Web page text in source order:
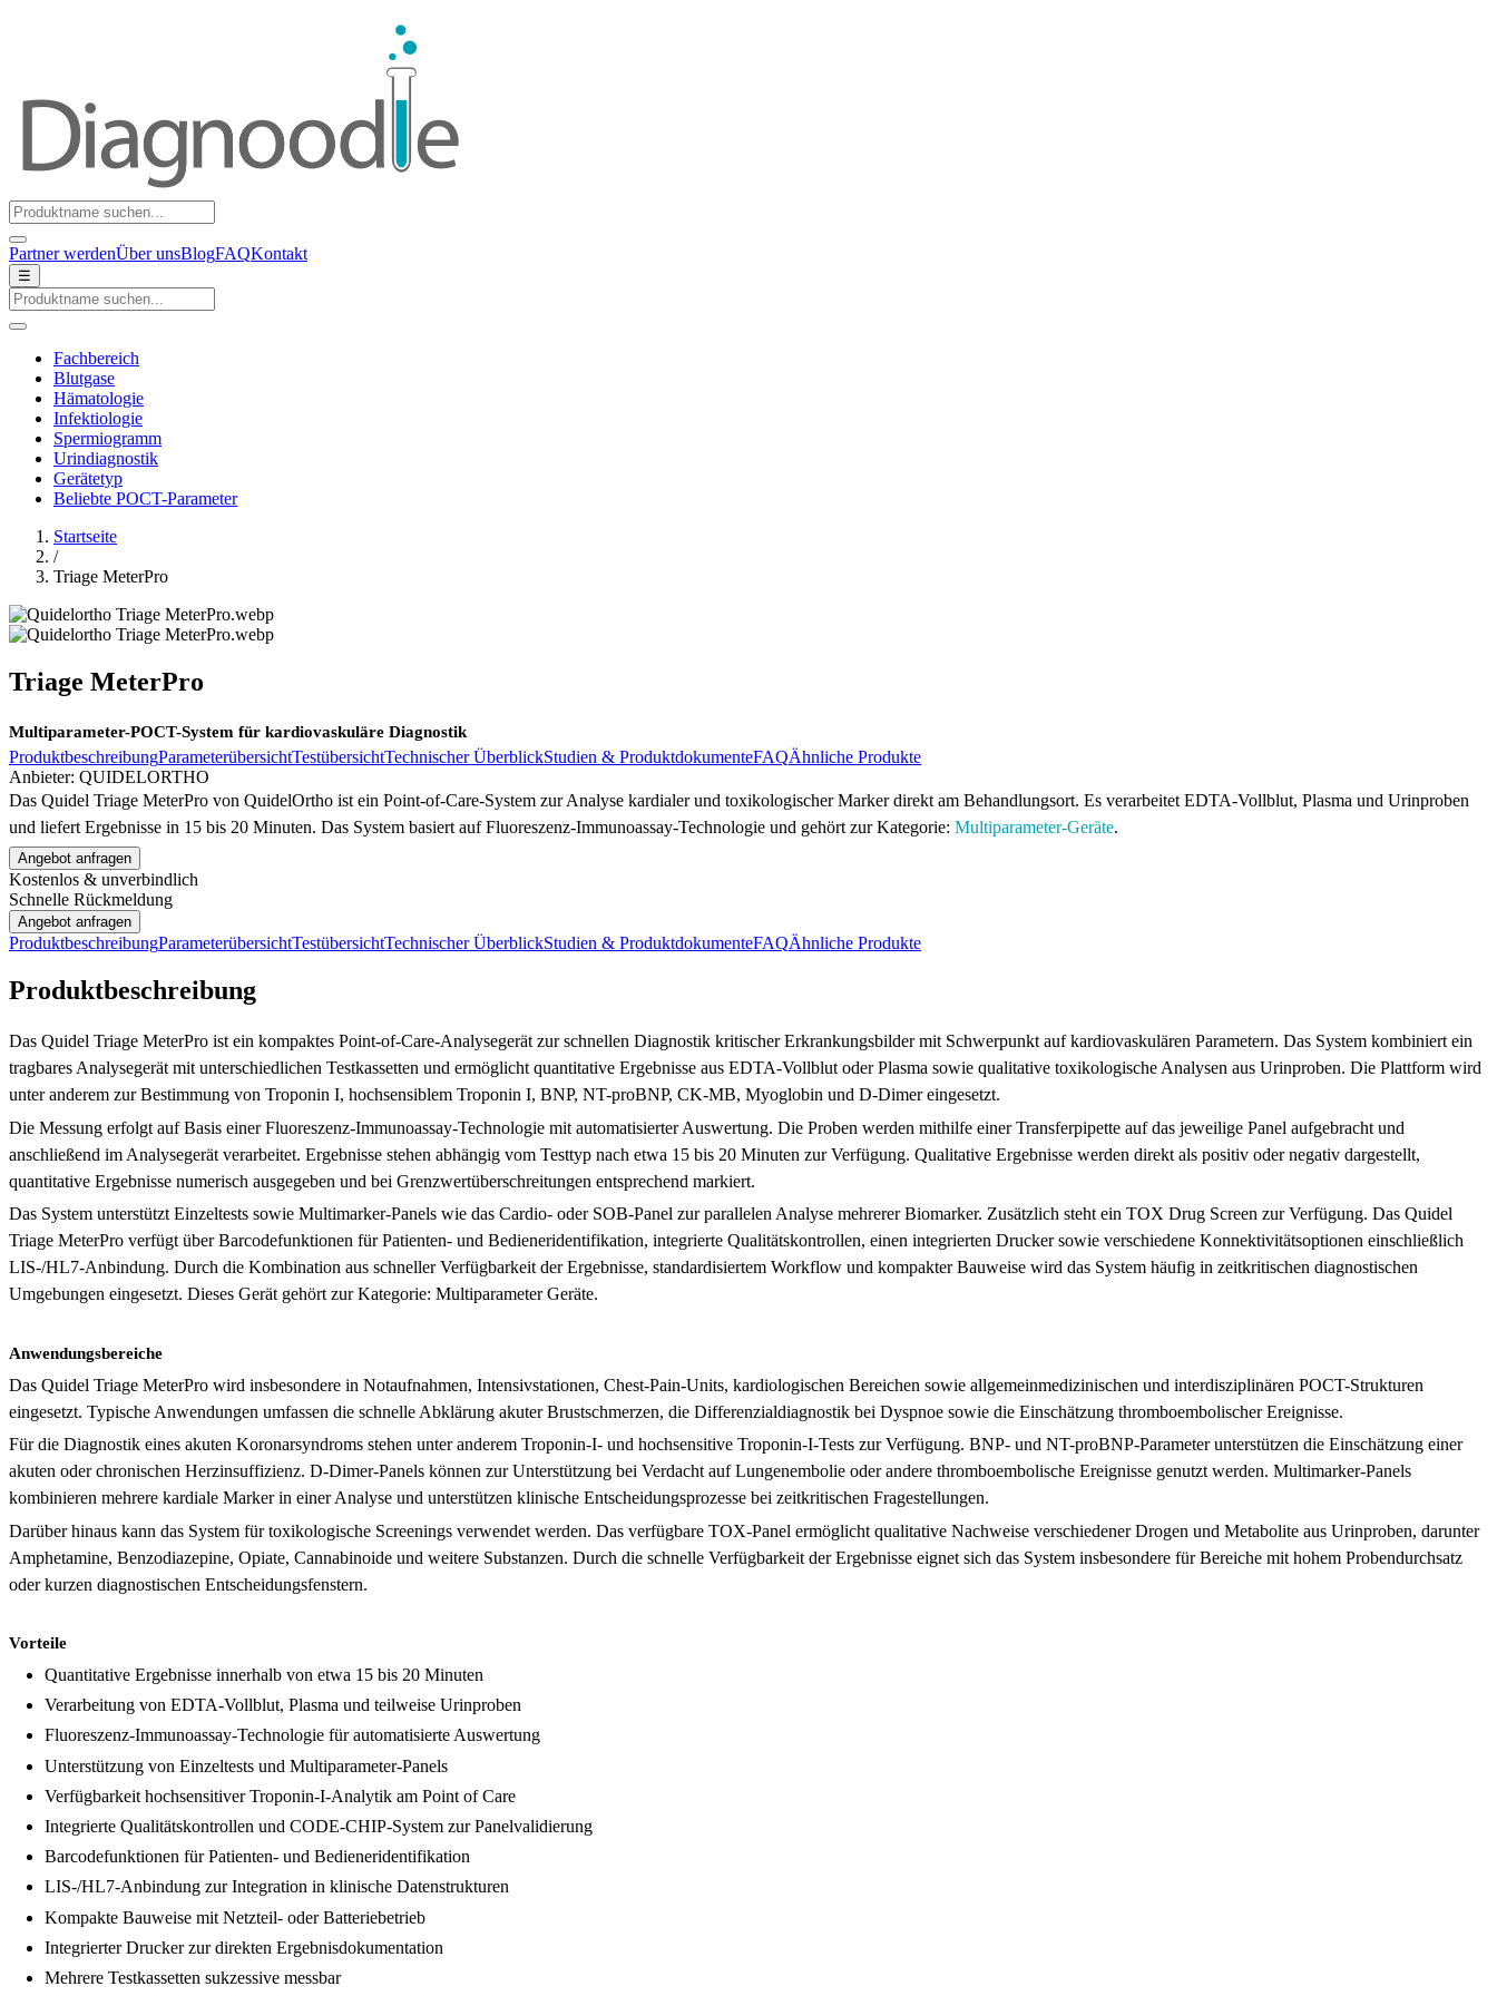
Partner werdenÜber unsBlogFAQKontakt
☰
Fachbereich
Blutgase
Hämatologie
Infektiologie
Spermiogramm
Urindiagnostik
Gerätetyp
Beliebte POCT-Parameter
Startseite
/
Triage MeterPro
Triage MeterPro
Multiparameter-POCT-System für kardiovaskuläre Diagnostik
ProduktbeschreibungParameterübersichtTestübersichtTechnischer ÜberblickStudien & ProduktdokumenteFAQÄhnliche Produkte
Anbieter: QUIDELORTHO
Das Quidel Triage MeterPro von QuidelOrtho ist ein Point-of-Care-System zur Analyse kardialer und toxikologischer Marker direkt am Behandlungsort. Es verarbeitet EDTA-Vollblut, Plasma und Urinproben
und liefert Ergebnisse in 15 bis 20 Minuten. Das System basiert auf Fluoreszenz-Immunoassay-Technologie und gehört zur Kategorie: Multiparameter-Geräte.
Angebot anfragen
Kostenlos & unverbindlich
Schnelle Rückmeldung
Angebot anfragen
ProduktbeschreibungParameterübersichtTestübersichtTechnischer ÜberblickStudien & ProduktdokumenteFAQÄhnliche Produkte
Produktbeschreibung
Das Quidel Triage MeterPro ist ein kompaktes Point-of-Care-Analysegerät zur schnellen Diagnostik kritischer Erkrankungsbilder mit Schwerpunkt auf kardiovaskulären Parametern. Das System kombiniert ein
tragbares Analysegerät mit unterschiedlichen Testkassetten und ermöglicht quantitative Ergebnisse aus EDTA-Vollblut oder Plasma sowie qualitative toxikologische Analysen aus Urinproben. Die Plattform wird
unter anderem zur Bestimmung von Troponin I, hochsensiblem Troponin I, BNP, NT-proBNP, CK-MB, Myoglobin und D-Dimer eingesetzt.
Die Messung erfolgt auf Basis einer Fluoreszenz-Immunoassay-Technologie mit automatisierter Auswertung. Die Proben werden mithilfe einer Transferpipette auf das jeweilige Panel aufgebracht und
anschließend im Analysegerät verarbeitet. Ergebnisse stehen abhängig vom Testtyp nach etwa 15 bis 20 Minuten zur Verfügung. Qualitative Ergebnisse werden direkt als positiv oder negativ dargestellt,
quantitative Ergebnisse numerisch ausgegeben und bei Grenzwertüberschreitungen entsprechend markiert.
Das System unterstützt Einzeltests sowie Multimarker-Panels wie das Cardio- oder SOB-Panel zur parallelen Analyse mehrerer Biomarker. Zusätzlich steht ein TOX Drug Screen zur Verfügung. Das Quidel
Triage MeterPro verfügt über Barcodefunktionen für Patienten- und Bedieneridentifikation, integrierte Qualitätskontrollen, einen integrierten Drucker sowie verschiedene Konnektivitätsoptionen einschließlich
LIS-/HL7-Anbindung. Durch die Kombination aus schneller Verfügbarkeit der Ergebnisse, standardisiertem Workflow und kompakter Bauweise wird das System häufig in zeitkritischen diagnostischen
Umgebungen eingesetzt. Dieses Gerät gehört zur Kategorie: Multiparameter Geräte.
Anwendungsbereiche
Das Quidel Triage MeterPro wird insbesondere in Notaufnahmen, Intensivstationen, Chest-Pain-Units, kardiologischen Bereichen sowie allgemeinmedizinischen und interdisziplinären POCT-Strukturen
eingesetzt. Typische Anwendungen umfassen die schnelle Abklärung akuter Brustschmerzen, die Differenzialdiagnostik bei Dyspnoe sowie die Einschätzung thromboembolischer Ereignisse.
Für die Diagnostik eines akuten Koronarsyndroms stehen unter anderem Troponin-I- und hochsensitive Troponin-I-Tests zur Verfügung. BNP- und NT-proBNP-Parameter unterstützen die Einschätzung einer
akuten oder chronischen Herzinsuffizienz. D-Dimer-Panels können zur Unterstützung bei Verdacht auf Lungenembolie oder andere thromboembolische Ereignisse genutzt werden. Multimarker-Panels
kombinieren mehrere kardiale Marker in einer Analyse und unterstützen klinische Entscheidungsprozesse bei zeitkritischen Fragestellungen.
Darüber hinaus kann das System für toxikologische Screenings verwendet werden. Das verfügbare TOX-Panel ermöglicht qualitative Nachweise verschiedener Drogen und Metabolite aus Urinproben, darunter
Amphetamine, Benzodiazepine, Opiate, Cannabinoide und weitere Substanzen. Durch die schnelle Verfügbarkeit der Ergebnisse eignet sich das System insbesondere für Bereiche mit hohem Probendurchsatz
oder kurzen diagnostischen Entscheidungsfenstern.
Vorteile
Quantitative Ergebnisse innerhalb von etwa 15 bis 20 Minuten
Verarbeitung von EDTA-Vollblut, Plasma und teilweise Urinproben
Fluoreszenz-Immunoassay-Technologie für automatisierte Auswertung
Unterstützung von Einzeltests und Multiparameter-Panels
Verfügbarkeit hochsensitiver Troponin-I-Analytik am Point of Care
Integrierte Qualitätskontrollen und CODE-CHIP-System zur Panelvalidierung
Barcodefunktionen für Patienten- und Bedieneridentifikation
LIS-/HL7-Anbindung zur Integration in klinische Datenstrukturen
Kompakte Bauweise mit Netzteil- oder Batteriebetrieb
Integrierter Drucker zur direkten Ergebnisdokumentation
Mehrere Testkassetten sukzessive messbar